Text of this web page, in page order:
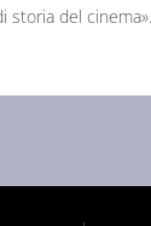
storia del cinema».